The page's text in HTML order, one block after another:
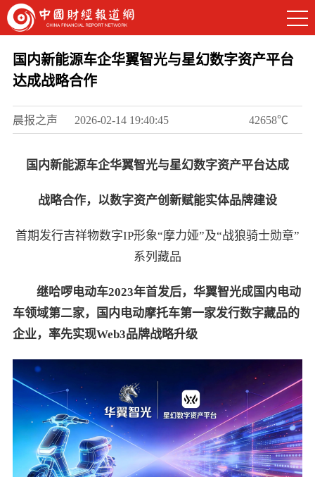
国内新能源车企华翼智光与星幻数字资产平台
达成战略合作
晨报之声 2026-02-14 19:40:45 42658℃
国内新能源车企华翼智光与星幻数字资产平台达成
战略合作， 以数字资产创新赋能实体品牌建设
首期发行吉祥物数字IP形象“摩力娅”及“战狼骑士勋章”
系列藏品
继哈啰电动车2023年首发后，华翼智光成国内电动
车领域第二家， 国内电动摩托车第一家发行数字藏品的
企业，率先实现Web3品牌战略升级